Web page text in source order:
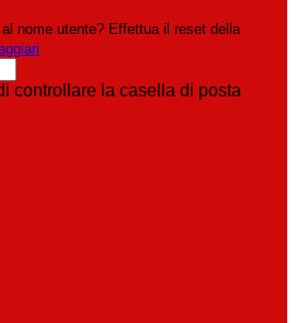
nome utente? Effettua il reset della
controllare la casella di posta